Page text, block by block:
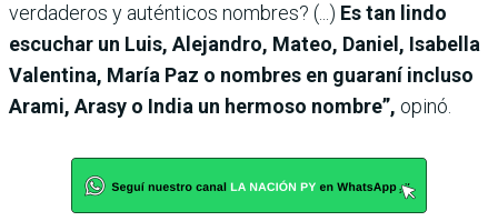
verdaderos y auténticos nombres? (...) Es tan lindo
escuchar un Luis, Alejandro, Mateo, Daniel, Isabella
Valentina, María Paz o nombres en guaraní incluso
Arami, Arasy o India un hermoso nombre”, opinó.